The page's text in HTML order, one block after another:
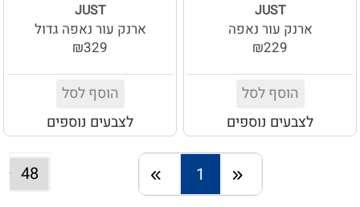
JUST
ארנק עור נאפה
₪229
הוסף לסל
לצבעים נוספים
JUST
ארנק עור נאפה גדול
₪329
הוסף לסל
לצבעים נוספים
1